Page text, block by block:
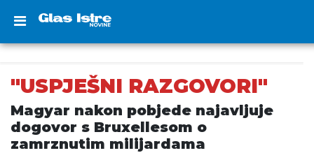
"USPJEŠNI RAZGOVORI"
Magyar nakon pobjede najavljuje
dogovor s Bruxellesom o
zamrznutim milijardama